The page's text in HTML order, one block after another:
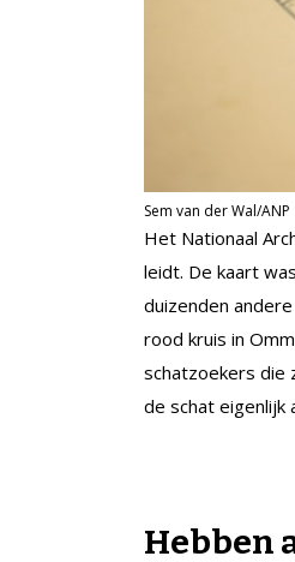
Sem van der Wal/ANP
Het Nationaal
leidt. De kaart
duizenden
rood kruis in
schatzoekers die
de schat eigenlijk
Hebben